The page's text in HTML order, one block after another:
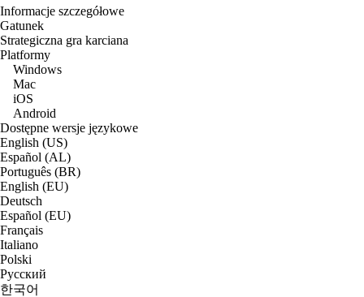
Informacje szczegółowe
Gatunek
Strategiczna gra karciana
Platformy
Windows
Mac
iOS
Android
Dostępne wersje językowe
English (US)
Español (AL)
Português (BR)
English (EU)
Deutsch
Español (EU)
Français
Italiano
Polski
Русский
한국어